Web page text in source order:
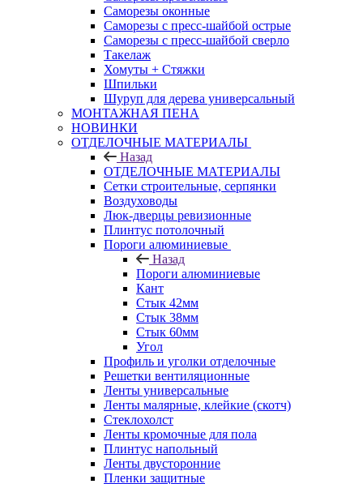
Саморезы оконные
Саморезы с пресс-шайбой острые
Саморезы с пресс-шайбой сверло
Такелаж
Хомуты + Стяжки
Шпильки
Шуруп для дерева универсальный
МОНТАЖНАЯ ПЕНА
НОВИНКИ
ОТДЕЛОЧНЫЕ МАТЕРИАЛЫ
Назад
ОТДЕЛОЧНЫЕ МАТЕРИАЛЫ
Сетки строительные, серпянки
Воздуховоды
Люк-дверцы ревизионные
Плинтус потолочный
Пороги алюминиевые
Назад
Пороги алюминиевые
Кант
Стык 42мм
Стык 38мм
Стык 60мм
Угол
Профиль и уголки отделочные
Решетки вентиляционные
Ленты универсальные
Ленты малярные, клейкие (скотч)
Стеклохолст
Ленты кромочные для пола
Плинтус напольный
Ленты двусторонние
Пленки защитные